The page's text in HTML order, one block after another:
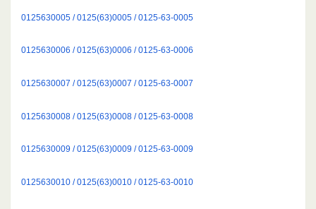
0125630005 / 0125(63)0005 / 0125-63-0005
0125630006 / 0125(63)0006 / 0125-63-0006
0125630007 / 0125(63)0007 / 0125-63-0007
0125630008 / 0125(63)0008 / 0125-63-0008
0125630009 / 0125(63)0009 / 0125-63-0009
0125630010 / 0125(63)0010 / 0125-63-0010